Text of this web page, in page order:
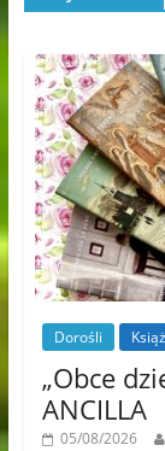
Dorośli
„Obce
ANCILLA
05/08/2026